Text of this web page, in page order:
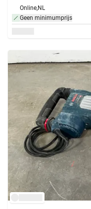
Online,NL
Geen minimumprijs